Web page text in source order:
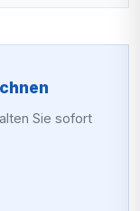
Sie sofort